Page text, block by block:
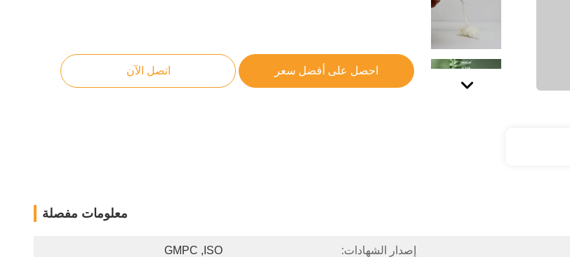
احصل على أفضل سعر اتصل الآن
معلومات مفصلة
إصدار الشهادات: GMPC ,ISO